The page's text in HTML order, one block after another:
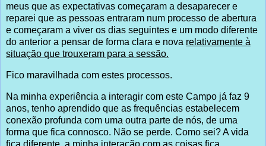
meus que as expectativas começaram a desaparecer e
reparei que as pessoas entraram num processo de abertura
e começaram a viver os dias seguintes e um modo diferente
do anterior a pensar de forma clara e nova relativamente à
situação que trouxeram para a sessão.
Fico maravilhada com estes processos.
Na minha experiência a interagir com este Campo já faz 9
anos, tenho aprendido que as frequências estabelecem
conexão profunda com uma outra parte de nós, de uma
forma que fica connosco. Não se perde. Como sei? A vida
fica diferente, a minha interação com as coisas fica